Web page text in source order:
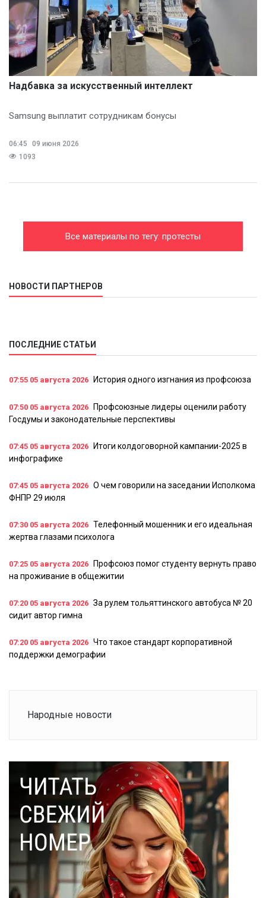
Надбавка за искусственный интеллект
Samsung выплатит сотрудникам бонусы
06:45
09 июня 2026
1093
Все материалы по тегу: протесты
НОВОСТИ ПАРТНЕРОВ
ПОСЛЕДНИЕ СТАТЬИ
07:55 05 августа 2026 История одного изгнания из профсоюза
07:50 05 августа 2026
Профсоюзные лидеры оценили работу
Госдумы и законодательные перспективы
07:45 05 августа 2026
Итоги колдоговорной кампании-2025 в
инфографике
07:45 05 августа 2026 О чем говорили на заседании Исполкома
ФНПР 29 июля
07:30 05 августа 2026 Телефонный мошенник и его идеальная
жертва глазами психолога
07:25 05 августа 2026
Профсоюз помог студенту вернуть право
на проживание в общежитии
07:20 05 августа 2026 За рулем тольяттинского автобуса № 20
сидит автор гимна
07:20 05 августа 2026 Что такое стандарт корпоративной
поддержки демографии
Народные новости